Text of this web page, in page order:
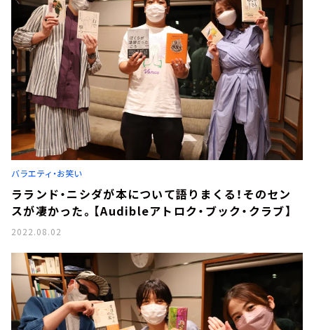
バラエティ・お笑い
ラランド・ニシダが本について語りまくる！そのセン
スが凄かった。【Audibleアトロク・ブック・クラブ】
2022.08.02